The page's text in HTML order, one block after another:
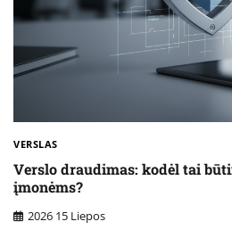
VERSLAS
Verslo draudimas: kodėl tai
įmonėms?
2026 15 Liepos